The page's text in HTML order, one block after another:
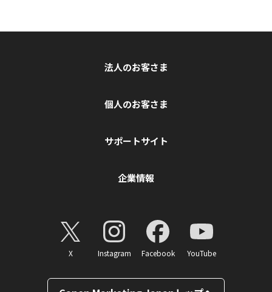
法人のお客さま
個人のお客さま
サポートサイト
企業情報
X Instagram Facebook YouTube